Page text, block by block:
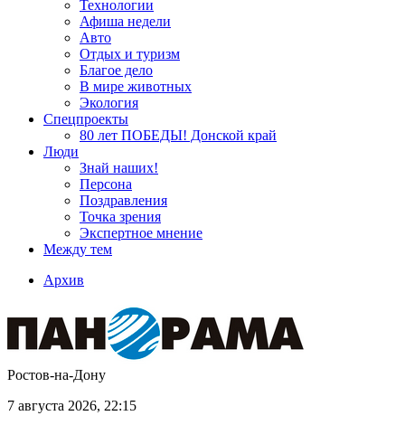
Технологии
Афиша недели
Авто
Отдых и туризм
Благое дело
В мире животных
Экология
Спецпроекты
80 лет ПОБЕДЫ! Донской край
Люди
Знай наших!
Персона
Поздравления
Точка зрения
Экспертное мнение
Между тем
Архив
Ростов-на-Дону
7 августа 2026, 22:15